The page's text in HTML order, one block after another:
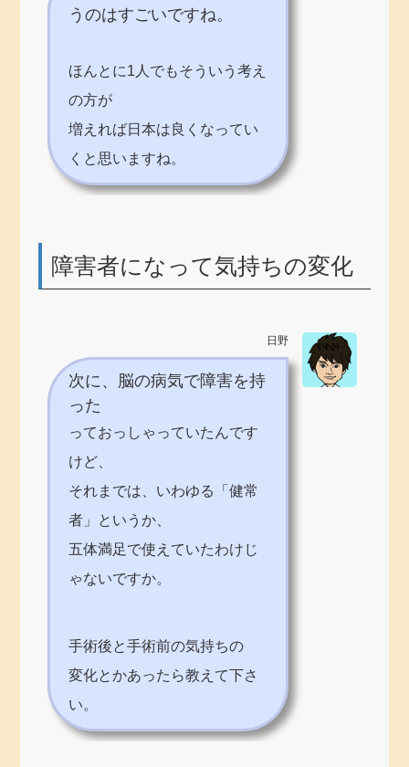
うのはすごいですね。
ほんとに1人でもそういう考え
の方が
増えれば日本は良くなってい
くと思いますね。
障害者になって気持ちの変化
日野
次に、脳の病気で障害を持
った
っておっしゃっていたんです
けど、
それまでは、いわゆる「健常
者」というか、
五体満足で使えていたわけじ
ゃないですか。
手術後と手術前の気持ちの
変化とかあったら教えて下さ
い。